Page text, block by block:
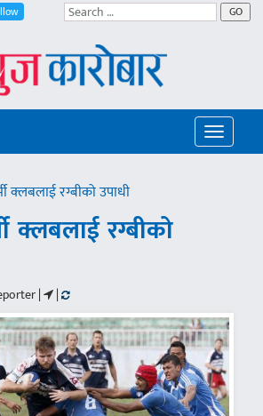
GO
Toggle
क्लबलाई रग्बीको उपाधी
क्लबलाई रग्बीको
| |